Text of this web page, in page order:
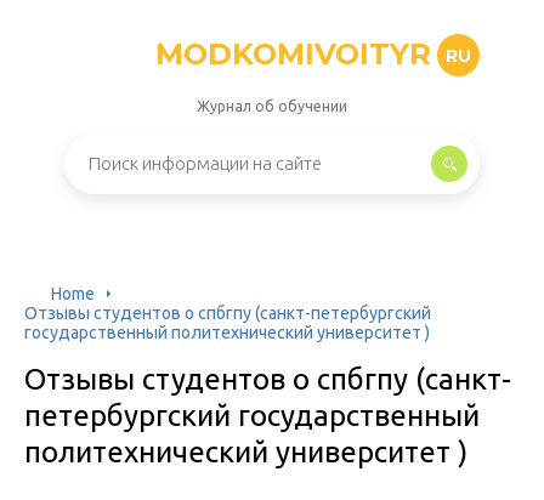
MODKOMIVOITYR RU
Журнал об обучении
Home
Отзывы студентов о спбгпу (санкт-петербургский
государственный политехнический университет )
Отзывы студентов о спбгпу (санкт-
петербургский государственный
политехнический университет )